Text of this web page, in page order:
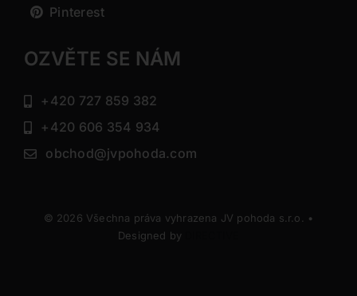
Pinterest
OZVĚTE SE NÁM
+420 727 859 382
+420 606 354 934
obchod@jvpohoda.com
© 2026 Všechna práva vyhrazena JV pohoda s.r.o. •
Designed by